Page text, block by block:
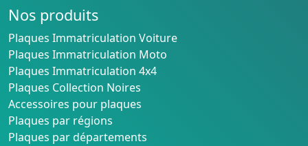
Nos produits
Plaques Immatriculation Voiture
Plaques Immatriculation Moto
Plaques Immatriculation 4x4
Plaques Collection Noires
Accessoires pour plaques
Plaques par régions
Plaques par départements